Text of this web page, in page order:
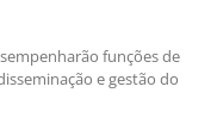
funções de
e gestão do